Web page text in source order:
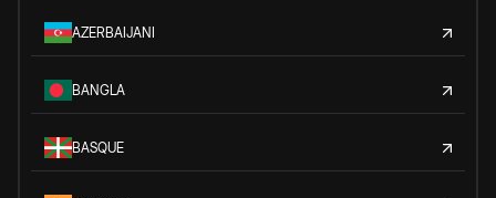
AZERBAIJANI
BANGLA
BASQUE